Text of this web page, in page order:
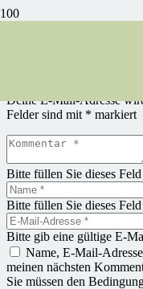
Deine E-Mail-Adresse
Felder sind mit * markiert
Bitte füllen Sie dieses Feld
Bitte füllen Sie dieses Feld
Bitte gib eine gültige E-
Name, E-Mail-
meinen nächsten
Sie müssen den